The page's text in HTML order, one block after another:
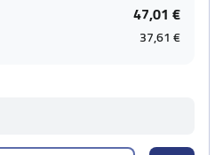
47,01 €
37,61 €